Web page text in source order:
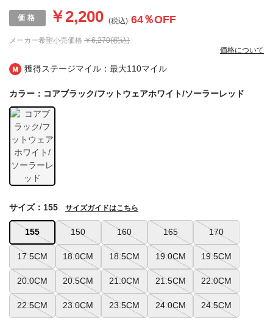
獲得ステージマイル：最大110マイル
メーカー希望小売価格 ￥6,270(税込)
￥2,200 (税込) 64％OFF
価格について
カラー：コアブラック/フットウェアホワイト/ソーラーレッド
155 150 160 165 170
17.5CM 18.0CM 18.5CM 19.0CM 19.5CM
20.0CM 20.5CM 21.0CM 21.5CM 22.0CM
22.5CM 23.0CM 23.5CM 24.0CM 24.5CM
サイズ：155 サイズガイドはこちら